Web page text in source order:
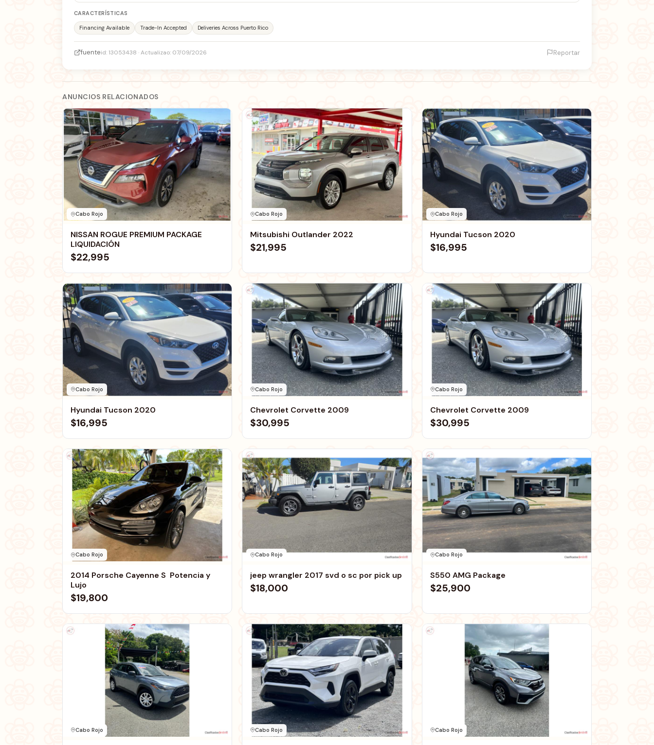
CARACTERÍSTICAS
Financing Available Trade-In Accepted Deliveries Across Puerto Rico
fuenteid: 13053438 · Actualizao: 07/09/2026 Reportar
ANUNCIOS RELACIONADOS
Cabo Rojo
NISSAN ROGUE PREMIUM PACKAGE
LIQUIDACIÓN
$22,995
Cabo Rojo
Mitsubishi Outlander 2022
$21,995
Cabo Rojo
Hyundai Tucson 2020
$16,995
Cabo Rojo
Hyundai Tucson 2020
$16,995
Cabo Rojo
Chevrolet Corvette 2009
$30,995
Cabo Rojo
Chevrolet Corvette 2009
$30,995
Cabo Rojo
2014 Porsche Cayenne S  Potencia y
Lujo
$19,800
Cabo Rojo
jeep wrangler 2017 svd o sc por pick up
$18,000
Cabo Rojo
S550 AMG Package
$25,900
Cabo Rojo Cabo Rojo Cabo Rojo